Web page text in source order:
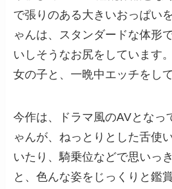
で張りのある大きいおっぱい
ゃんは、スタンダードな体形
いしそうなお尻をしています
女の子と、一晩中エッチをし
今作は、ドラマ風のAVとなっ
ゃんが、ねっとりとした舌使
いたり、騎乗位などで思いっ
と、色んな姿をじっくりと鑑